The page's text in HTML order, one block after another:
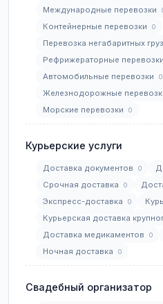
Международные перевозки
Контейнерные перевозки 0
Перевозка негабаритных
Рефрижераторные перевозки
Автомобильные перевозки 0
Железнодорожные
Морские перевозки 0
Курьерские услуги
Доставка документов 0
Срочная доставка 0
Экспресс-доставка 0
Курьерская доставка
Доставка медикаментов 0
Ночная доставка 0
Свадебный организатор